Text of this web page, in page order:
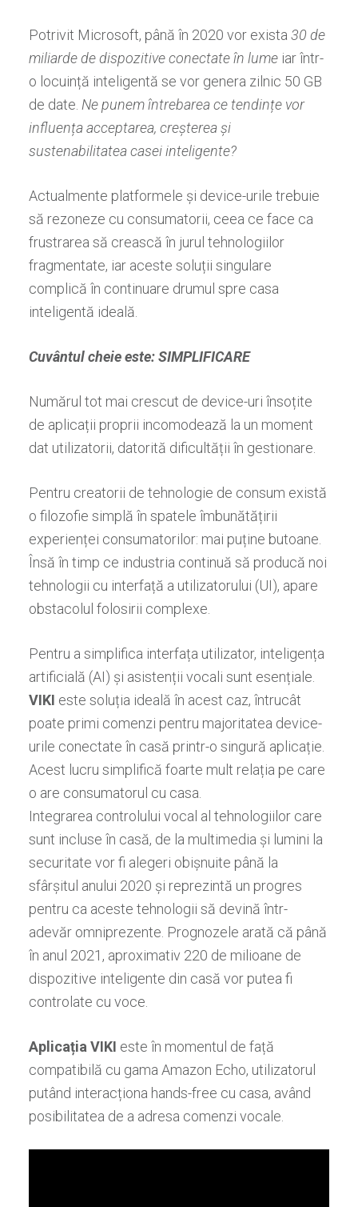
Potrivit Microsoft, până în 2020 vor exista 30 de
miliarde de dispozitive conectate în lume iar într-
o locuință inteligentă se vor genera zilnic 50 GB
de date. Ne punem întrebarea ce tendințe vor
influența acceptarea, creșterea și
sustenabilitatea casei inteligente?
Actualmente platformele și device-urile trebuie
să rezoneze cu consumatorii, ceea ce face ca
frustrarea să crească în jurul tehnologiilor
fragmentate, iar aceste soluții singulare
complică în continuare drumul spre casa
inteligentă ideală.
Cuvântul cheie este: SIMPLIFICARE
Numărul tot mai crescut de device-uri însoțite
de aplicații proprii incomodează la un moment
dat utilizatorii, datorită dificultății în gestionare.
Pentru creatorii de tehnologie de consum există
o filozofie simplă în spatele îmbunătățirii
experienței consumatorilor: mai puține butoane.
Însă în timp ce industria continuă să producă noi
tehnologii cu interfață a utilizatorului (UI), apare
obstacolul folosirii complexe.
Pentru a simplifica interfața utilizator, inteligența
artificială (AI) și asistenții vocali sunt esențiale.
VIKI este soluția ideală în acest caz, întrucât
poate primi comenzi pentru majoritatea device-
urile conectate în casă printr-o singură aplicație.
Acest lucru simplifică foarte mult relația pe care
o are consumatorul cu casa.
Integrarea controlului vocal al tehnologiilor care
sunt incluse în casă, de la multimedia și lumini la
securitate vor fi alegeri obișnuite până la
sfârșitul anului 2020 și reprezintă un progres
pentru ca aceste tehnologii să devină într-
adevăr omniprezente. Prognozele arată că până
în anul 2021, aproximativ 220 de milioane de
dispozitive inteligente din casă vor putea fi
controlate cu voce.
Aplicația VIKI este în momentul de față
compatibilă cu gama Amazon Echo, utilizatorul
putând interacționa hands-free cu casa, având
posibilitatea de a adresa comenzi vocale.